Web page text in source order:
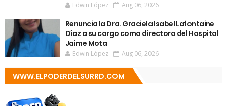
Edwin López Aug 06, 2026
Renuncia la Dra. Graciela Isabel Lafontaine
Díaz a su cargo como directora del Hospital
Jaime Mota
Edwin López Aug 06, 2026
WWW.ELPODERDELSURRD.COM